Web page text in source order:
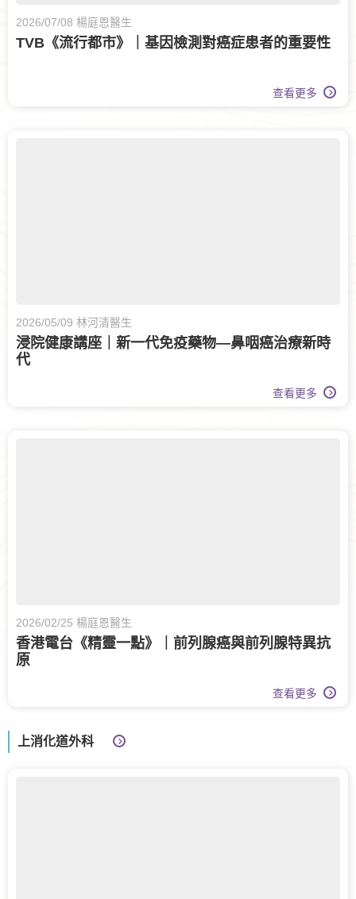
2026/07/08 楊庭恩醫生
TVB《流行都市》｜基因檢測對癌症患者的重要性
查看更多
2026/05/09 林河清醫生
浸院健康講座｜新一代免疫藥物—鼻咽癌治療新時
代
查看更多
2026/02/25 楊庭恩醫生
香港電台《精靈一點》｜前列腺癌與前列腺特異抗
原
查看更多
上消化道外科